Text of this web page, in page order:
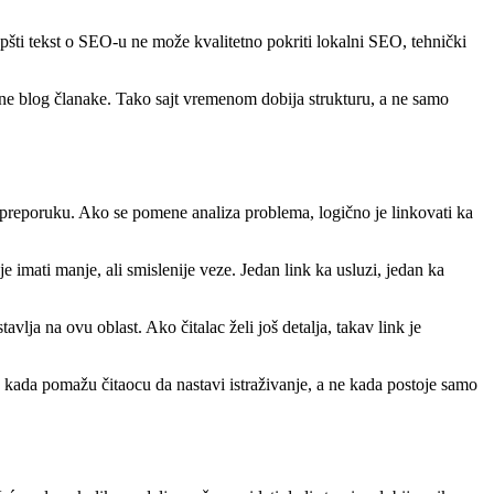
tekst o SEO-u ne može kvalitetno pokriti lokalni SEO, tehnički
blog članake. Tako sajt vremenom dobija strukturu, a ne samo
Ako se pomene analiza problema, logično je linkovati ka
manje, ali smislenije veze. Jedan link ka usluzi, jedan ka
na ovu oblast. Ako čitalac želi još detalja, takav link je
pomažu čitaocu da nastavi istraživanje, a ne kada postoje samo